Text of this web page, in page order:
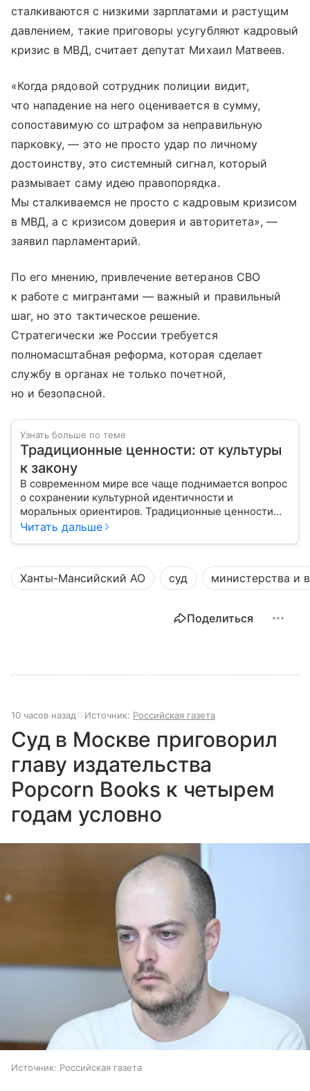
сталкиваются с низкими зарплатами и растущим
давлением, такие приговоры усугубляют кадровый
кризис в МВД, считает депутат Михаил Матвеев.
«Когда рядовой сотрудник полиции видит,
что нападение на него оценивается в сумму,
сопоставимую со штрафом за неправильную
парковку, — это не просто удар по личному
достоинству, это системный сигнал, который
размывает саму идею правопорядка.
Мы сталкиваемся не просто с кадровым кризисом
в МВД, а с кризисом доверия и авторитета», —
заявил парламентарий.
По его мнению, привлечение ветеранов СВО
к работе с мигрантами — важный и правильный
шаг, но это тактическое решение.
Стратегически же России требуется
полномасштабная реформа, которая сделает
службу в органах не только почетной,
но и безопасной.
Узнать больше по теме
Традиционные ценности: от культуры
к закону
В современном мире все чаще поднимается вопрос
о сохранении культурной идентичности и
моральных ориентиров. Традиционные ценности
становятся предметом общественных дискуссий и
этим термином, как он закреплен в российском
законодательстве и какую роль играет в жизни
общества.
Читать дальше
Ханты-Мансийский АО суд министерства и
Поделиться
10 часов назад Источник: Российская газета
Суд в Москве приговорил
главу издательства
Popcorn Books к четырем
годам условно
Источник: Российская газета